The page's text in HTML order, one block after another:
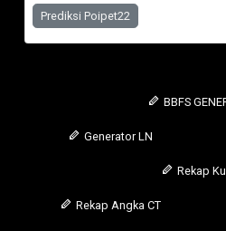
Prediksi Poipet22
BBFS
Generator LN
Rekap
Rekap Angka CT